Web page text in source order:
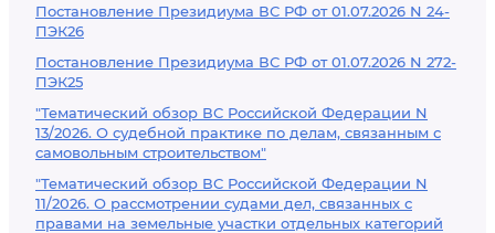
Постановление Президиума ВС РФ от 01.07.2026 N 24-
ПЭК26
Постановление Президиума ВС РФ от 01.07.2026 N 272-
ПЭК25
"Тематический обзор ВС Российской Федерации N
13/2026. О судебной практике по делам, связанным с
самовольным строительством"
"Тематический обзор ВС Российской Федерации N
11/2026. О рассмотрении судами дел, связанных с
правами на земельные участки отдельных категорий